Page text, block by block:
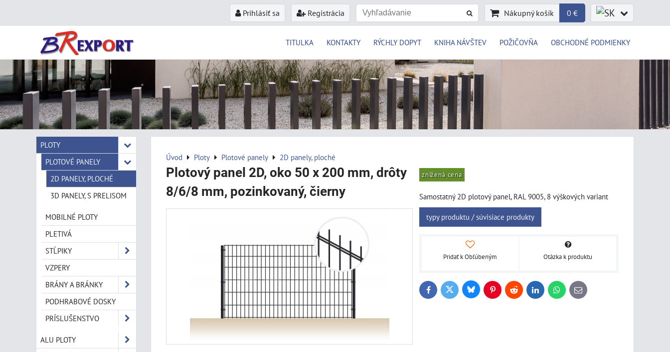
Prihlásiť sa Registrácia Nákupný košík 0 €
TITULKA KONTAKTY RÝCHLY DOPYT KNIHA NÁVŠTEV POŽIČOVŇA OBCHODNÉ PODMIENKY
Úvod Ploty Plotové panely 2D panely, ploché
Plotový panel 2D, oko 50 x 200 mm, drôty
8/6/8 mm, pozinkovaný, čierny
znížená cena
Samostatný 2D plotový panel, RAL 9005, 8 výškových variant
typy produktu / súvisiace produkty
Pridať k Obľúbeným Otázka k produktu
FacebookTwitter BlueskyPinterestReddit LinkedInWhatsApp
E-
mail
PLOTY
PLOTOVÉ PANELY
2D PANELY, PLOCHÉ
3D PANELY, S PRELISOM
MOBILNÉ PLOTY
PLETIVÁ
STĹPIKY
VZPERY
BRÁNY A BRÁNKY
PODHRABOVÉ DOSKY
PRÍSLUŠENSTVO
ALU PLOTY